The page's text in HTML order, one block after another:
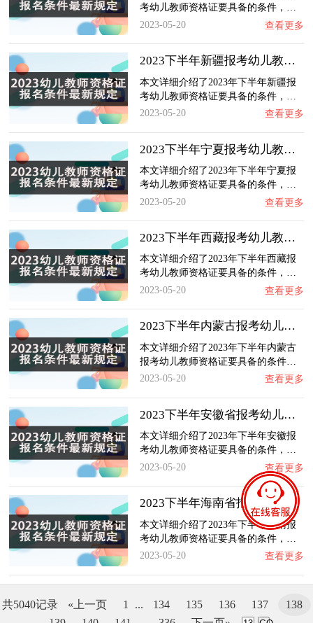
考幼儿教师资格证要具备的条件，…
2023-05-20
查看更多
2023下半年新疆报考幼儿教师资格证要具备什么…
本文详细介绍了2023年下半年新疆报
考幼儿教师资格证要具备的条件，…
2023-05-20
查看更多
2023下半年宁夏报考幼儿教师资格证要具备什么…
本文详细介绍了2023年下半年宁夏报
考幼儿教师资格证要具备的条件，…
2023-05-20
查看更多
2023下半年西藏报考幼儿教师资格证要具备什么…
本文详细介绍了2023年下半年西藏报
考幼儿教师资格证要具备的条件，…
2023-05-20
查看更多
2023下半年内蒙古报考幼儿教师资格证要具备什…
本文详细介绍了2023年下半年内蒙古
报考幼儿教师资格证要具备的条件…
2023-05-20
查看更多
2023下半年安徽省报考幼儿教师资格证要具备什…
本文详细介绍了2023年下半年安徽报
考幼儿教师资格证要具备的条件，…
2023-05-20
查看更多
2023下半年海南省报考幼儿教师资格证要具备什…
本文详细介绍了2023年下半年海南报
考幼儿教师资格证要具备的条件，…
2023-05-20
查看更多
共5040记录 «上一页 1 ... 134 135 136 137
138